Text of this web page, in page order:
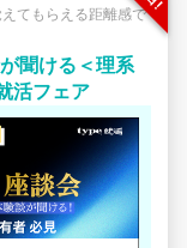
経営資源を包括
システム）」の
支援している企
として1992年に
などの先端技術
ます。また、
GPTWジャパ
いのある会社」
のエンゲージメ
ています。
てもらえる距離感で
聞ける＜理系
活フェア